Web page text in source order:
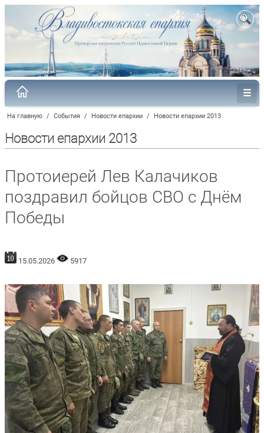
На главную / События / Новости епархии / Новости епархии 2013
Новости епархии 2013
Протоиерей Лев Калачиков
поздравил бойцов СВО с Днём
Победы
15.05.2026 5917